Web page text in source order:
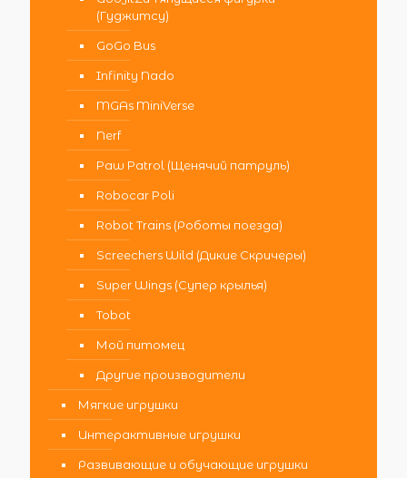
(Гуджитсу)
GoGo Bus
Infinity Nado
MGAs MiniVerse
Nerf
Paw Patrol (Щенячий патруль)
Robocar Poli
Robot Trains (Роботы поезда)
Screechers Wild (Дикие Скричеры)
Super Wings (Супер крылья)
Tobot
Мой питомец
Другие производители
Мягкие игрушки
Интерактивные игрушки
Развивающие и обучающие игрушки